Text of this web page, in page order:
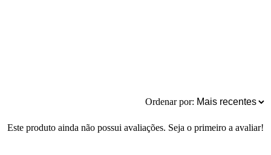
Ordenar por:
Este produto ainda não possui avaliações. Seja o primeiro a avaliar!